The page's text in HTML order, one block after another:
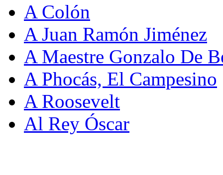
A Colón
A Juan Ramón Jiménez
A Maestre Gonzalo De
A Phocás, El Campesino
A Roosevelt
Al Rey Óscar